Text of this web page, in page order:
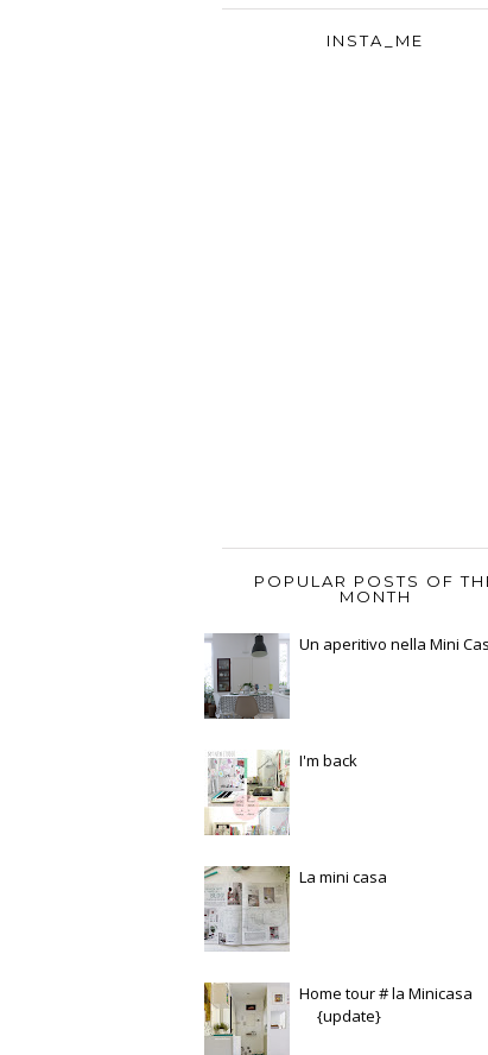
INSTA_ME
POPULAR POSTS OF
MONTH
Un aperitivo nella Mini
I'm back
La mini casa
Home tour # la Minicasa
{update}